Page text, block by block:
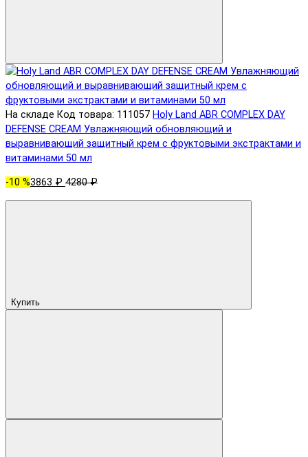
На складе Код товара: 111057 Holy Land ABR COMPLEX DAY
DEFENSE CREAM Увлажняющий обновляющий и
выравнивающий защитный крем с фруктовыми экстрактами и
витаминами 50 мл
-10 %3863 ₽ 4280 ₽
Купить